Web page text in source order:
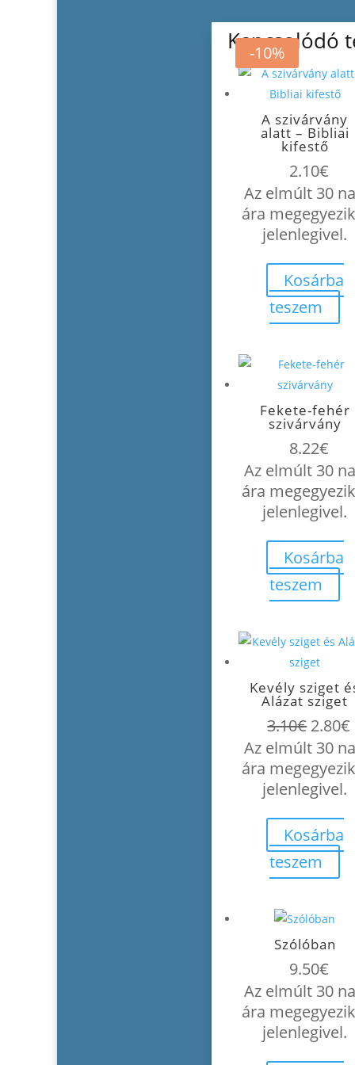
Kapcsolódó
A szivárvány
alatt – Bibliai
kifestő
2.10€
Az elmúlt 30
ára
jelenlegivel.
Kosárba
teszem
Fekete-fehér
szivárvány
8.22€
Az elmúlt 30
ára
jelenlegivel.
Kosárba
teszem
-10%
Kevély sziget
Alázat sziget
3.10€
price
was:
3.10€.
2.80€
Az elmúlt 30
ára
jelenlegivel.
Kosárba
teszem
Szólóban
9.50€
Az elmúlt 30
ára
jelenlegivel.